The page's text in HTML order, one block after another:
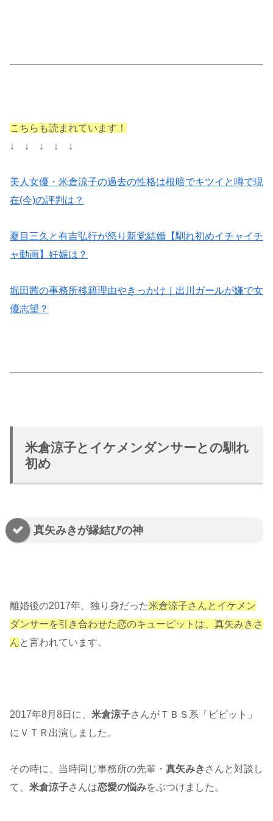
こちらも読まれています！
↓ ↓ ↓ ↓ ↓
美人女優・米倉涼子の過去の性格は根暗でキツイと噂で現
在(今)の評判は？
夏目三久と有吉弘行が怒り新党結婚【馴れ初めイチャイチ
ャ動画】妊娠は？
堀田茜の事務所移籍理由やきっかけ｜出川ガールが嫌で女
優志望？
米倉涼子とイケメンダンサーとの馴れ
初め
真矢みきが縁結びの神
離婚後の2017年、独り身だった米倉涼子さんとイケメン
ダンサーを引き合わせた恋のキューピットは、真矢みきさ
ん と言われています。
2017年8月8日に、 米倉涼子さんがＴＢＳ系「ビビット」
にＶＴＲ出演しました。
その時に、当時同じ事務所の先輩・ 真矢みき さんと対談し
て、 米倉涼子さんは恋愛の悩みをぶつけました。